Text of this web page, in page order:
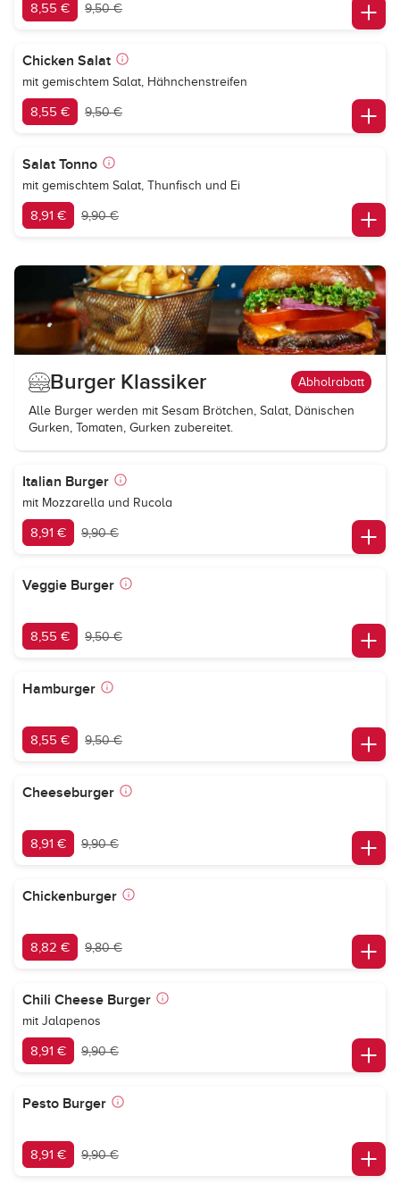
8,55 € 9,50 €
Chicken Salat
mit gemischtem Salat, Hähnchenstreifen
8,55 € 9,50 €
Salat Tonno
mit gemischtem Salat, Thunfisch und Ei
8,91 € 9,90 €
Burger Klassiker Abholrabatt
Alle Burger werden mit Sesam Brötchen, Salat, Dänischen
Gurken, Tomaten, Gurken zubereitet.
Italian Burger
mit Mozzarella und Rucola
8,91 € 9,90 €
Veggie Burger
8,55 € 9,50 €
Hamburger
8,55 € 9,50 €
Cheeseburger
8,91 € 9,90 €
Chickenburger
8,82 € 9,80 €
Chili Cheese Burger
mit Jalapenos
8,91 € 9,90 €
Pesto Burger
8,91 € 9,90 €